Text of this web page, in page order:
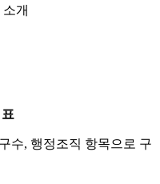
개
수, 행정조직 항목으로 구